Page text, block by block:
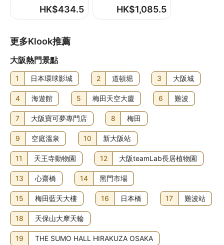
HK$434.5 HK$1,085.5
更多Klook推薦
大阪熱門景點
1 日本環球影城 2 道頓堀 3 大阪城
4 海遊館 5 梅田天空大廈 6 難波
7 大阪寶可夢專門店 8 梅田
9 空庭溫泉 10 新大阪站
11 天王寺動物園 12 大阪teamLab長居植物園
13 心齋橋 14 黑門市場
15 梅田藍天大樓 16 日本橋 17 難波站
18 天保山大摩天輪
19 THE SUMO HALL HIRAKUZA OSAKA